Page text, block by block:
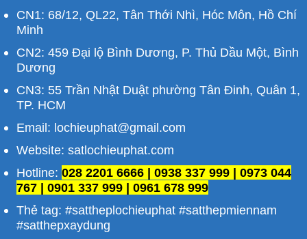
CN1: 68/12, QL22, Tân Thới Nhì, Hóc Môn, Hồ Chí
Minh
CN2: 459 Đại lộ Bình Dương, P. Thủ Dầu Một, Bình
Dương
CN3: 55 Trần Nhật Duật phường Tân Đinh, Quân 1,
TP. HCM
Email: lochieuphat@gmail.com
Website: satlochieuphat.com
Hotline: 028 2201 6666 | 0938 337 999 | 0973 044
767 | 0901 337 999 | 0961 678 999
Thẻ tag: #sattheplochieuphat #satthepmiennam
#satthepxaydung